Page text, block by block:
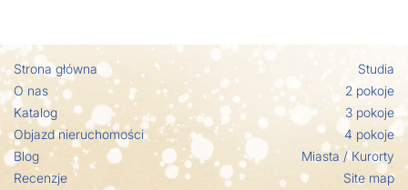
Strona główna
O nas
Katalog
Objazd nieruchomości
Blog
Recenzje
Studia
2 pokoje
3 pokoje
4 pokoje
Miasta / Кurorty
Site map